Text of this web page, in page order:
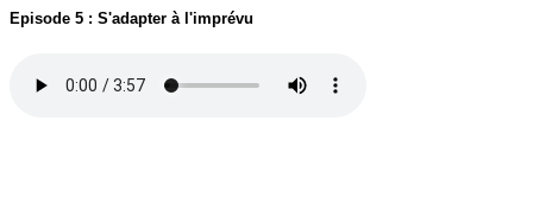
Episode 5 : S'adapter à l'imprévu